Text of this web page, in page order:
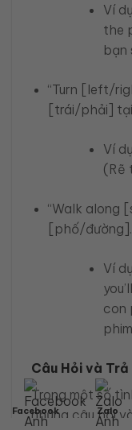
Ví
the
bạn
“Turn [left/
[trái/phải]
Ví
(Rẽ
“Walk along
[phố/
Ví
con
Câu Hỏi và
Trong một số
những câu hỏi
Facebook Zalo